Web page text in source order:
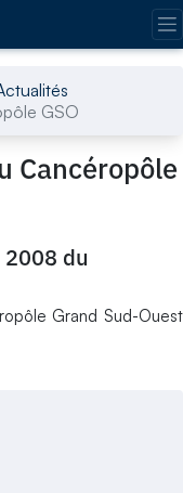
GSO
Cancéropôle
du
Grand Sud-Ouest